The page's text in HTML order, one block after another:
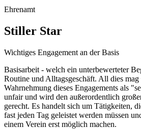
Ehrenamt
Stiller Star
Wichtiges Engagement an der Basis
Basisarbeit - welch ein unterbewerteter
Routine und Alltagsgeschäft. All dies
Wahrnehmung dieses Engagements als
unfair und wird den außerordentlich
gerecht. Es handelt sich um Tätigkeiten,
fast jeden Tag geleistet werden müssen
einem Verein erst möglich machen.